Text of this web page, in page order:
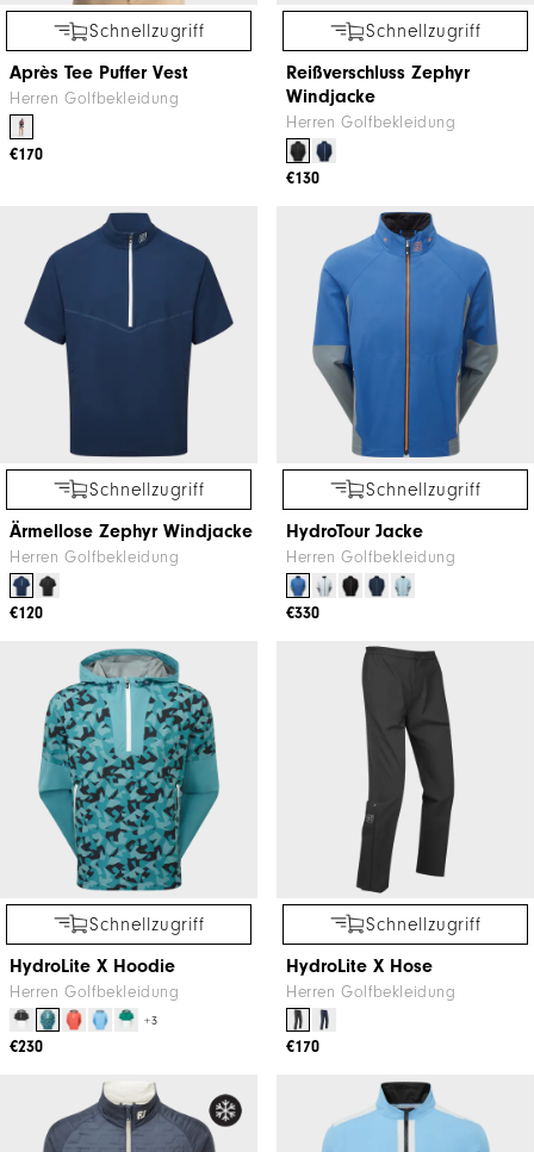
Schnellzugriff
Après Tee Puffer Vest
Herren Golfbekleidung
€170
Schnellzugriff
Reißverschluss Zephyr
Windjacke
Herren Golfbekleidung
€130
Schnellzugriff
Ärmellose Zephyr Windjacke
Herren Golfbekleidung
€120
Schnellzugriff
HydroTour Jacke
Herren Golfbekleidung
€330
Schnellzugriff
HydroLite X Hoodie
Herren Golfbekleidung
+3
€230
Schnellzugriff
HydroLite X Hose
Herren Golfbekleidung
€170